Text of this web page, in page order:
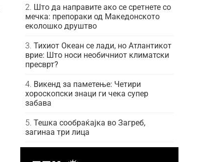
Што да направите ако се сретнете со
мечка: препораки од Македонското
еколошко друштво
Тихиот Океан се лади, но Атлантикот
врие: Што носи необичниот климатски
пресврт?
Викенд за паметење: Четири
хороскопски знаци ги чека супер
забава
Тешка сообраќајка во Загреб,
загинаа три лица